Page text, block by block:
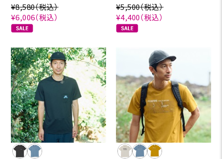
¥8,580（税込）
¥6,006（税込）
¥5,500（税込）
¥4,400（税込）